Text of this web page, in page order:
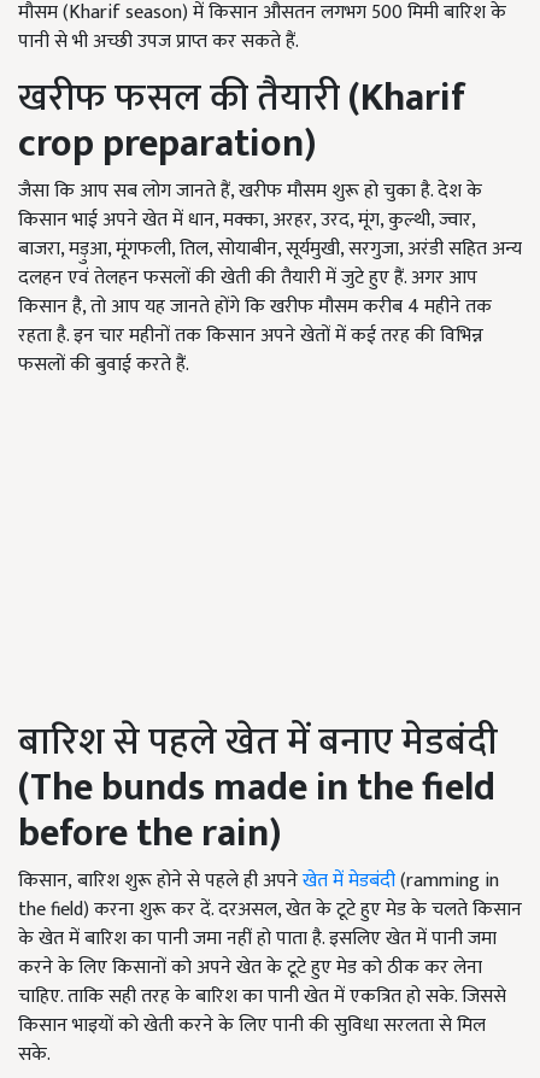
मौसम (Kharif season) में किसान औसतन लगभग 500 मिमी बारिश के
पानी से भी अच्छी उपज प्राप्त कर सकते हैं.
खरीफ फसल की तैयारी(Kharif
crop preparation)
जैसा कि आप सब लोग जानते हैं, खरीफ मौसम शुरू हो चुका है. देश के
किसान भाई अपने खेत में धान, मक्का, अरहर, उरद, मूंग, कुल्थी, ज्वार,
बाजरा, मड़ुआ, मूंगफली, तिल, सोयाबीन, सूर्यमुखी, सरगुजा, अरंडी सहित अन्य
दलहन एवं तेलहन फसलों की खेती की तैयारी में जुटे हुए हैं. अगर आप
किसान है, तो आप यह जानते होंगे कि खरीफ मौसम करीब 4 महीने तक
रहता है. इन चार महीनों तक किसान अपने खेतों में कई तरह की विभिन्न
फसलों की बुवाई करते हैं.
बारिश से पहले खेत में बनाए मेडबंदी
(The bunds made in the field
before the rain)
किसान, बारिश शुरू होने से पहले ही अपनेखेत में मेडबंदी(ramming in
the field) करना शुरू कर दें. दरअसल, खेत के टूटे हुए मेड के चलते किसान
के खेत में बारिश का पानी जमा नहीं हो पाता है. इसलिए खेत में पानी जमा
करने के लिए किसानों को अपने खेत के टूटे हुए मेड को ठीक कर लेना
चाहिए. ताकि सही तरह के बारिश का पानी खेत में एकत्रित हो सके. जिससे
किसान भाइयों को खेती करने के लिए पानी की सुविधा सरलता से मिल
सके.